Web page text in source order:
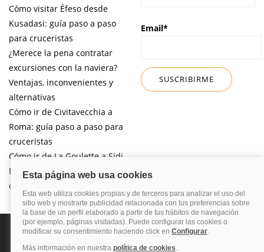
Cómo visitar Éfeso desde
Kusadasi: guía paso a paso
para cruceristas
¿Merece la pena contratar
excursiones con la naviera?
Ventajas, inconvenientes y
alternativas
Cómo ir de Civitavecchia a
Roma: guía paso a paso para
cruceristas
Cómo ir de La Goulette a Sidi
Bou Said por libre desde tu
crucero
Email*
Política de cookies